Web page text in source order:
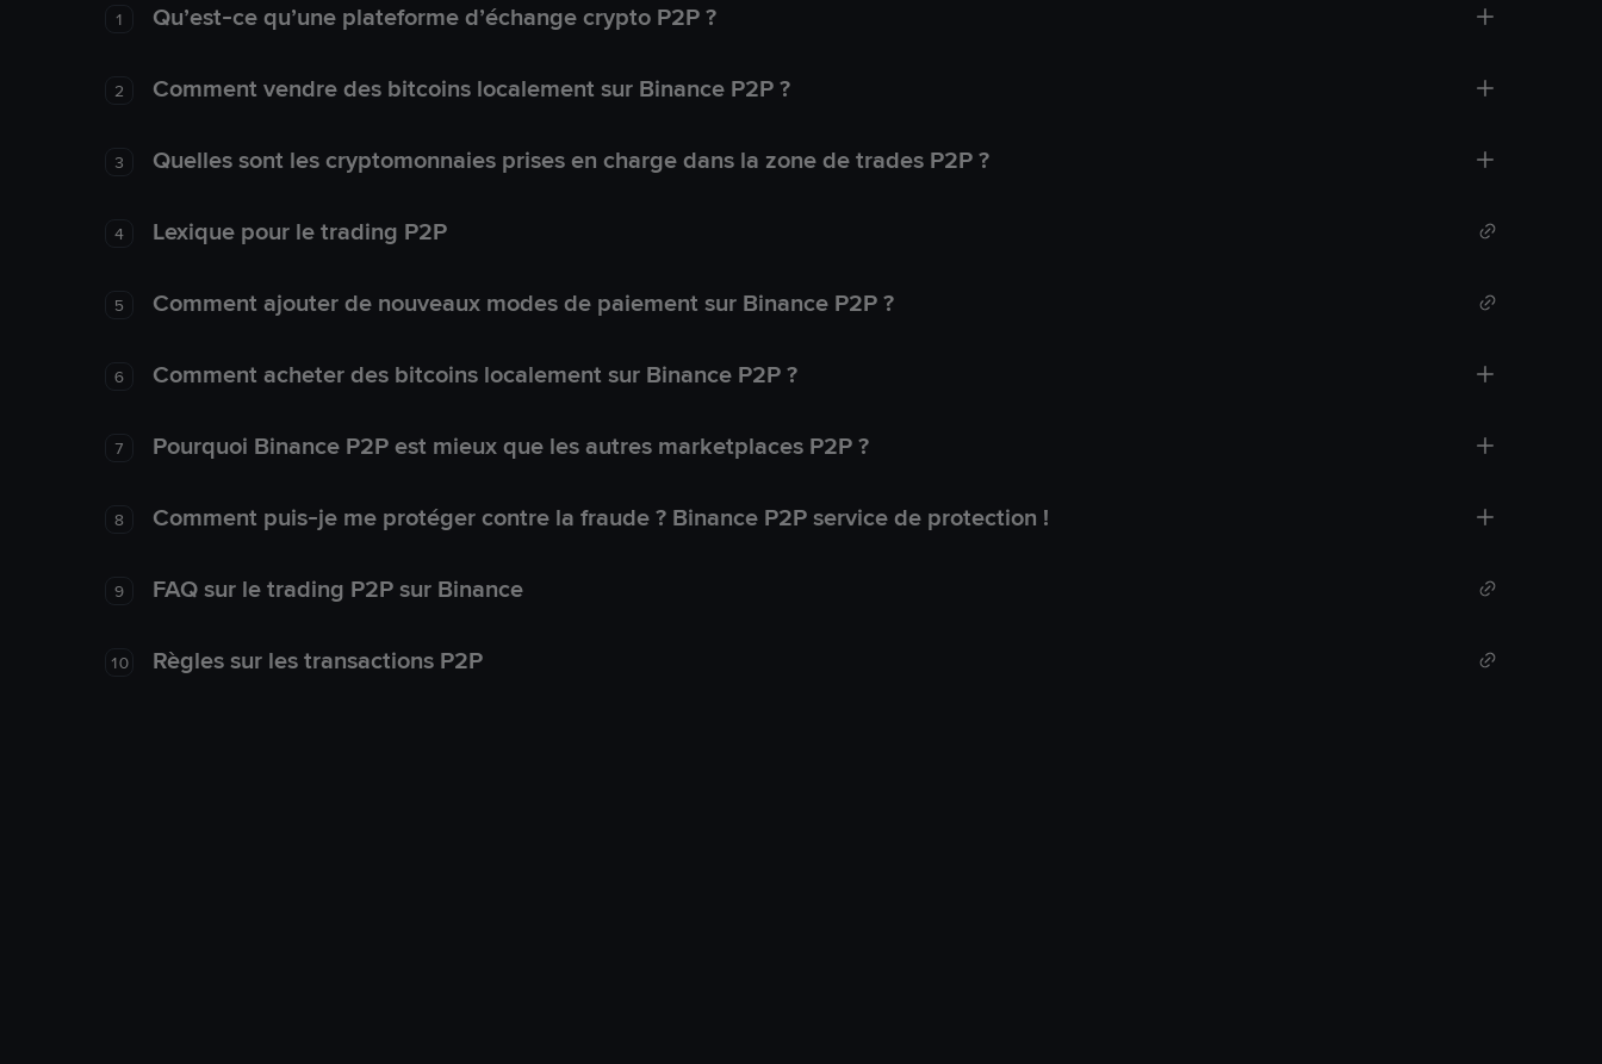
1 Qu’est-ce qu’une plateforme d’échange crypto P2P ?
2 Comment vendre des bitcoins localement sur Binance P2P ?
3 Quelles sont les cryptomonnaies prises en charge dans la zone de trades P2P ?
4 Lexique pour le trading P2P
5 Comment ajouter de nouveaux modes de paiement sur Binance P2P ?
6 Comment acheter des bitcoins localement sur Binance P2P ?
7 Pourquoi Binance P2P est mieux que les autres marketplaces P2P ?
8 Comment puis-je me protéger contre la fraude ? Binance P2P service de protection !
9 FAQ sur le trading P2P sur Binance
10 Règles sur les transactions P2P